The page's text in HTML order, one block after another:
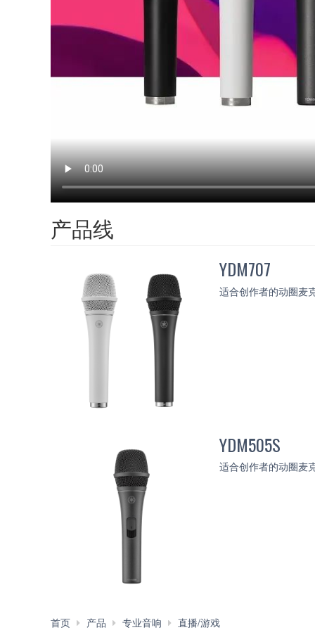
产品线
YDM707
适合创作者的动圈麦
YDM505S
适合创作者的动圈麦
首页 产品 专业音响 直播/游戏